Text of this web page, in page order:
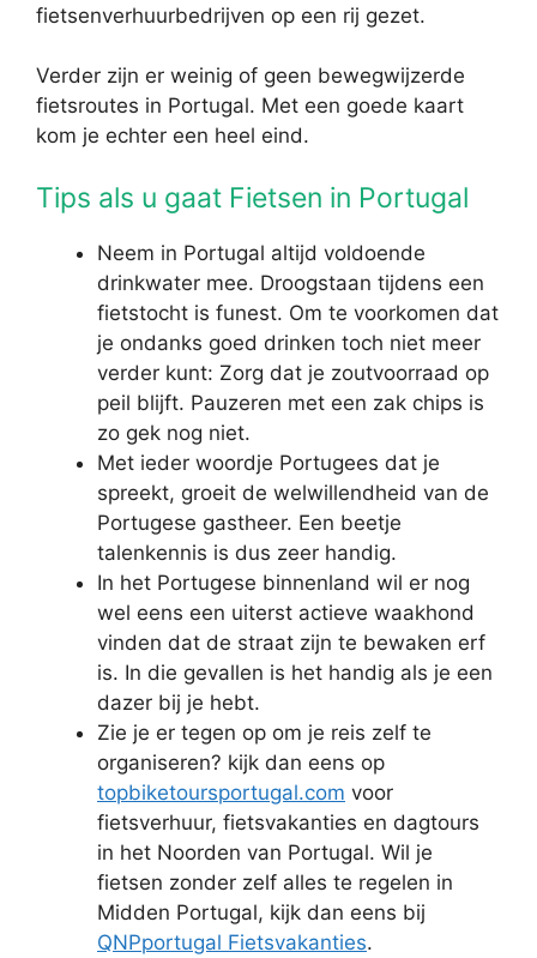
fietsenverhuurbedrijven op een rij gezet.
Verder zijn er weinig of geen bewegwijzerde
fietsroutes in Portugal. Met een goede kaart
kom je echter een heel eind.
Tips als u gaat Fietsen in Portugal
Neem in Portugal altijd voldoende
drinkwater mee. Droogstaan tijdens een
fietstocht is funest. Om te voorkomen dat
je ondanks goed drinken toch niet meer
verder kunt: Zorg dat je zoutvoorraad op
peil blijft. Pauzeren met een zak chips is
zo gek nog niet.
Met ieder woordje Portugees dat je
spreekt, groeit de welwillendheid van de
Portugese gastheer. Een beetje
talenkennis is dus zeer handig.
In het Portugese binnenland wil er nog
wel eens een uiterst actieve waakhond
vinden dat de straat zijn te bewaken erf
is. In die gevallen is het handig als je een
dazer bij je hebt.
Zie je er tegen op om je reis zelf te
organiseren? kijk dan eens op
topbiketoursportugal.com voor
fietsverhuur, fietsvakanties en dagtours
in het Noorden van Portugal. Wil je
fietsen zonder zelf alles te regelen in
Midden Portugal, kijk dan eens bij
QNPportugal Fietsvakanties.